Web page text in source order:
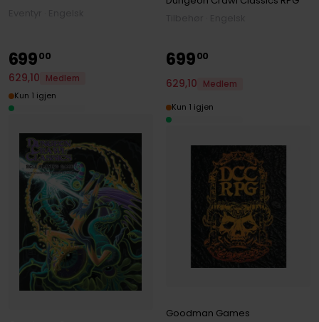
69900
629,10
Medlem
Kun 1 igjen
Goodman Games
69900
629,10 Medlem
Kun 1 igjen